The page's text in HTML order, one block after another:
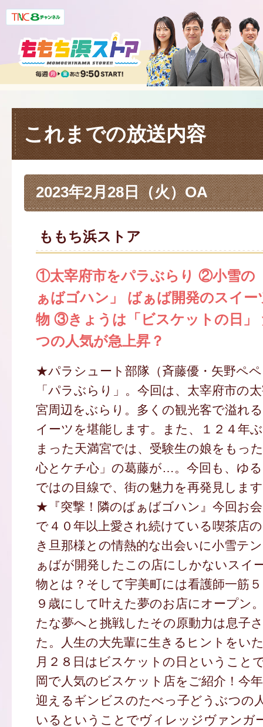
これまでの放送内容
2023年2月28日（火）OA
ももち浜ストア
①太宰府市をパラぶらり ②小雪の
ぁばゴハン」 ばぁば開発のスイ
物 ③きょうは「ビスケットの日」
つの人気が急上昇？
★パラシュート部隊（斉藤優・矢野ペ
「パラぶらり」。今回は、太宰府市の
宮周辺をぶらり。多くの観光客で溢れ
イーツを堪能します。また、１２４年
まった天満宮では、受験生の娘をもっ
心とケチ心」の葛藤が…。今回も、ゆ
ではの目線で、街の魅力を再発見しま
★『突撃！隣のばぁばゴハン』今回お
で４０年以上愛され続けている喫茶店
き旦那様との情熱的な出会いに小雪テ
ぁばが開発したこの店にしかないスイ
物とは？そして宇美町には看護師一筋
９歳にして叶えた夢のお店にオープン
たな夢へと挑戦したその原動力は息子
た。人生の大先輩に生きるヒントをい
月２８日はビスケットの日ということ
岡で人気のビスケット店をご紹介！今
迎えるギンビスのたべっ子どうぶつの
いるということでヴィレッジヴァンガ